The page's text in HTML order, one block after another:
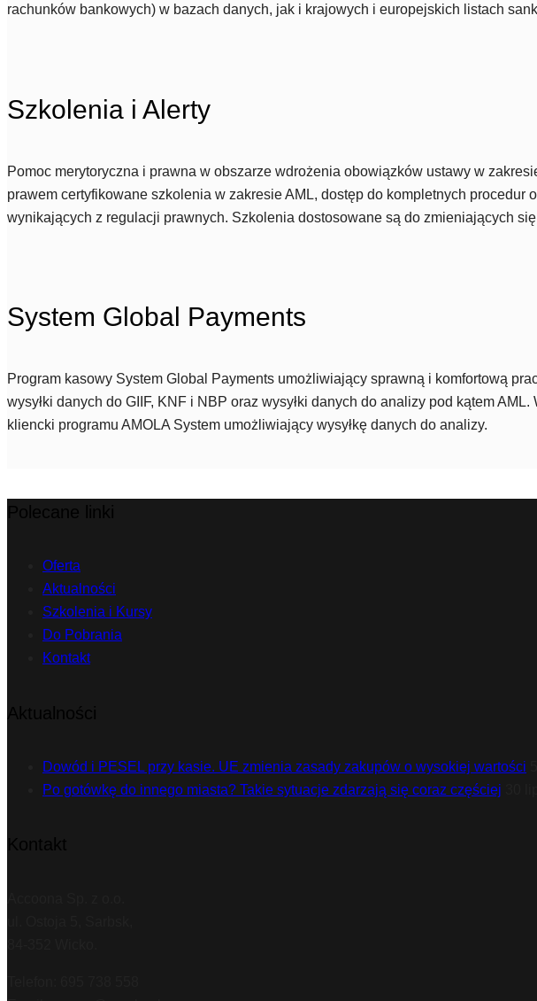
rachunków bankowych) w bazach danych, jak i krajowych i europejskich listach
Szkolenia i Alerty
Pomoc merytoryczna i prawna w obszarze wdrożenia obowiązków ustawy w
prawem certyfikowane szkolenia w zakresie AML, dostęp do kompletnych
wynikających z regulacji prawnych. Szkolenia dostosowane są do zmieniających
System Global Payments
Program kasowy System Global Payments umożliwiający sprawną i komfortową
wysyłki danych do GIIF, KNF i NBP oraz wysyłki danych do analizy pod kątem
kliencki programu AMOLA System umożliwiający wysyłkę danych do analizy.
Oferta
Aktualności
Szkolenia i Kursy
Do Pobrania
Kontakt
Dowód i PESEL przy kasie. UE zmienia zasady zakupów o wysokiej wartości
Po gotówkę do innego miasta? Takie sytuacje zdarzają się coraz częściej